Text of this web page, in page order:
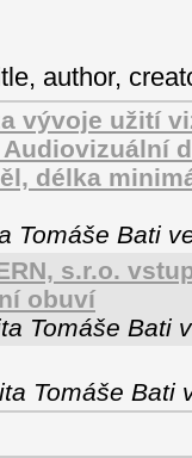
author,
vývoje užití
délka
Tomáše Bati
s.r.o.
obuví
Tomáše Bati
Tomáše Bati